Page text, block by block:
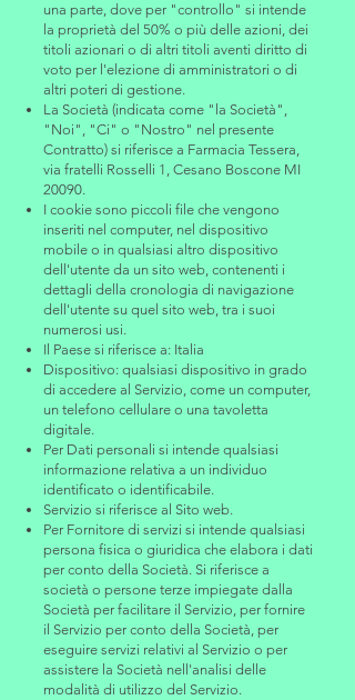
una parte, dove per "controllo" si intende
la proprietà del 50% o più delle azioni, dei
titoli azionari o di altri titoli aventi diritto di
voto per l'elezione di amministratori o di
altri poteri di gestione.
La Società (indicata come "la Società",
"Noi", "Ci" o "Nostro" nel presente
Contratto) si riferisce a Farmacia Tessera,
via fratelli Rosselli 1, Cesano Boscone MI
20090.
I cookie sono piccoli file che vengono
inseriti nel computer, nel dispositivo
mobile o in qualsiasi altro dispositivo
dell'utente da un sito web, contenenti i
dettagli della cronologia di navigazione
dell'utente su quel sito web, tra i suoi
numerosi usi.
Il Paese si riferisce a: Italia
Dispositivo: qualsiasi dispositivo in grado
di accedere al Servizio, come un computer,
un telefono cellulare o una tavoletta
digitale.
Per Dati personali si intende qualsiasi
informazione relativa a un individuo
identificato o identificabile.
Servizio si riferisce al Sito web.
Per Fornitore di servizi si intende qualsiasi
persona fisica o giuridica che elabora i dati
per conto della Società. Si riferisce a
società o persone terze impiegate dalla
Società per facilitare il Servizio, per fornire
il Servizio per conto della Società, per
eseguire servizi relativi al Servizio o per
assistere la Società nell'analisi delle
modalità di utilizzo del Servizio.